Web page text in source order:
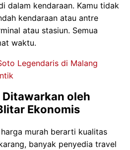
dalam kendaraan. Kamu tidak
kendaraan atau antre
atau stasiun. Semua
waktu.
Legendaris di Malang
oleh
Ekonomis
murah berarti kualitas
banyak penyedia travel